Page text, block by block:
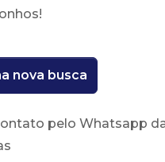
nova busca
pelo Whatsapp